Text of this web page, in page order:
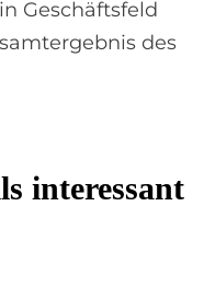
Geschäftsfeld
des
interessant